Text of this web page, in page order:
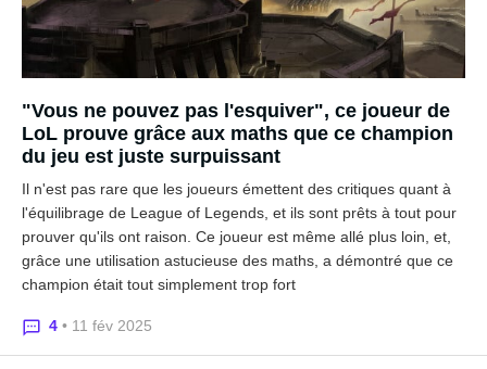
"Vous ne pouvez pas l'esquiver", ce joueur de
LoL prouve grâce aux maths que ce champion
du jeu est juste surpuissant
Il n'est pas rare que les joueurs émettent des critiques quant à
l'équilibrage de League of Legends, et ils sont prêts à tout pour
prouver qu'ils ont raison. Ce joueur est même allé plus loin, et,
grâce une utilisation astucieuse des maths, a démontré que ce
champion était tout simplement trop fort
4 • 11 fév 2025